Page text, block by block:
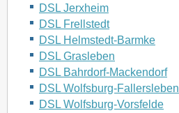
DSL Jerxheim
DSL Frellstedt
DSL Helmstedt-Barmke
DSL Grasleben
DSL Bahrdorf-Mackendorf
DSL Wolfsburg-Fallersleben
DSL Wolfsburg-Vorsfelde